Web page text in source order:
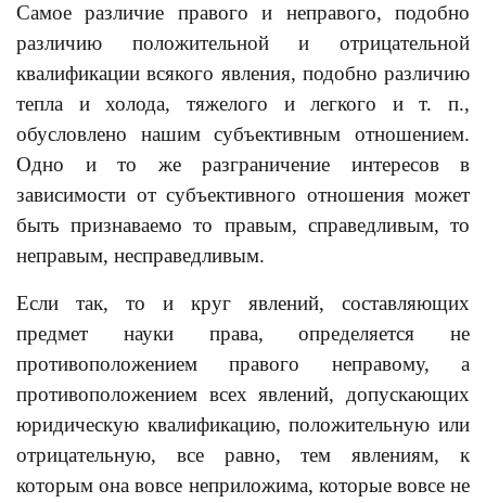
Самое различие правого и неправого, подобно
различию положительной и отрицательной
квалификации всякого явления, подобно различию
тепла и холода, тяжелого и легкого и т. п.,
обусловлено нашим субъективным отношением.
Одно и то же разграничение интересов в
зависимости от субъективного отношения может
быть признаваемо то правым, справедливым, то
неправым, несправедливым.
Если так, то и круг явлений, составляющих
предмет науки права, определяется не
противоположением правого неправому, а
противоположением всех явлений, допускающих
юридическую квалификацию, положительную или
отрицательную, все равно, тем явлениям, к
которым она вовсе неприложима, которые вовсе не